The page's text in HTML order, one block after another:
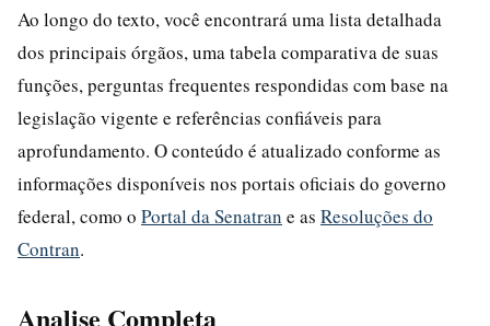
Ao longo do texto, você encontrará uma lista detalhada
dos principais órgãos, uma tabela comparativa de suas
funções, perguntas frequentes respondidas com base na
legislação vigente e referências confiáveis para
aprofundamento. O conteúdo é atualizado conforme as
informações disponíveis nos portais oficiais do governo
federal, como o Portal da Senatran e as Resoluções do
Contran.
Analise Completa